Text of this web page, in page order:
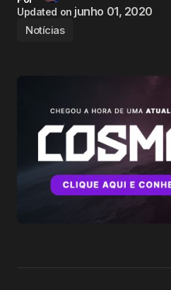
Updated on junho 01, 2020
Notícias